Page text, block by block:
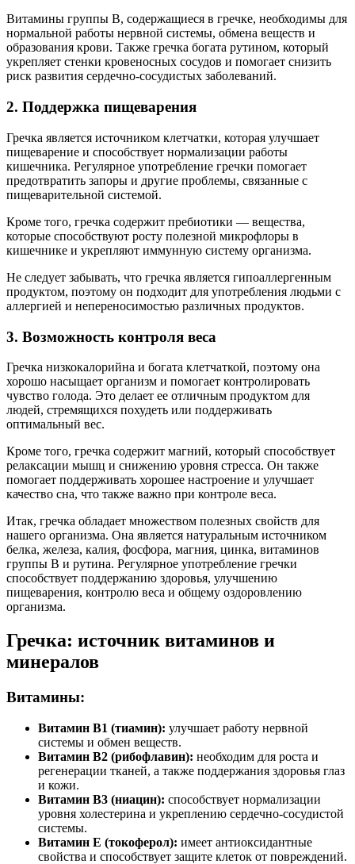
Витамины группы В, содержащиеся в гречке, необходимы для
нормальной работы нервной системы, обмена веществ и
образования крови. Также гречка богата рутином, который
укрепляет стенки кровеносных сосудов и помогает снизить
риск развития сердечно-сосудистых заболеваний.
2. Поддержка пищеварения
Гречка является источником клетчатки, которая улучшает
пищеварение и способствует нормализации работы
кишечника. Регулярное употребление гречки помогает
предотвратить запоры и другие проблемы, связанные с
пищеварительной системой.
Кроме того, гречка содержит пребиотики — вещества,
которые способствуют росту полезной микрофлоры в
кишечнике и укрепляют иммунную систему организма.
Не следует забывать, что гречка является гипоаллергенным
продуктом, поэтому он подходит для употребления людьми с
аллергией и непереносимостью различных продуктов.
3. Возможность контроля веса
Гречка низкокалорийна и богата клетчаткой, поэтому она
хорошо насыщает организм и помогает контролировать
чувство голода. Это делает ее отличным продуктом для
людей, стремящихся похудеть или поддерживать
оптимальный вес.
Кроме того, гречка содержит магний, который способствует
релаксации мышц и снижению уровня стресса. Он также
помогает поддерживать хорошее настроение и улучшает
качество сна, что также важно при контроле веса.
Итак, гречка обладает множеством полезных свойств для
нашего организма. Она является натуральным источником
белка, железа, калия, фосфора, магния, цинка, витаминов
группы В и рутина. Регулярное употребление гречки
способствует поддержанию здоровья, улучшению
пищеварения, контролю веса и общему оздоровлению
организма.
Гречка: источник витаминов и
минералов
Витамины:
Витамин В1 (тиамин): улучшает работу нервной
системы и обмен веществ.
Витамин В2 (рибофлавин): необходим для роста и
регенерации тканей, а также поддержания здоровья глаз
и кожи.
Витамин В3 (ниацин): способствует нормализации
уровня холестерина и укреплению сердечно-сосудистой
системы.
Витамин Е (токоферол): имеет антиоксидантные
свойства и способствует защите клеток от повреждений.